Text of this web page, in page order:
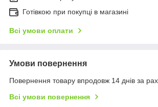
Готівкою при покупці в магазині
Всі умови оплати
Умови повернення
Повернення товару впродовж 14 днів за
Всі умови повернення